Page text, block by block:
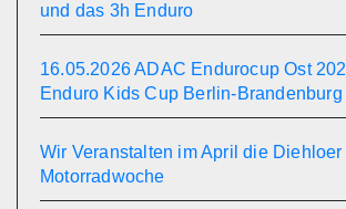
und das 3h Enduro
16.05.2026 ADAC Endurocup Ost
Enduro Kids Cup Berlin-
Wir Veranstalten im April die Diehloer
Motorradwoche